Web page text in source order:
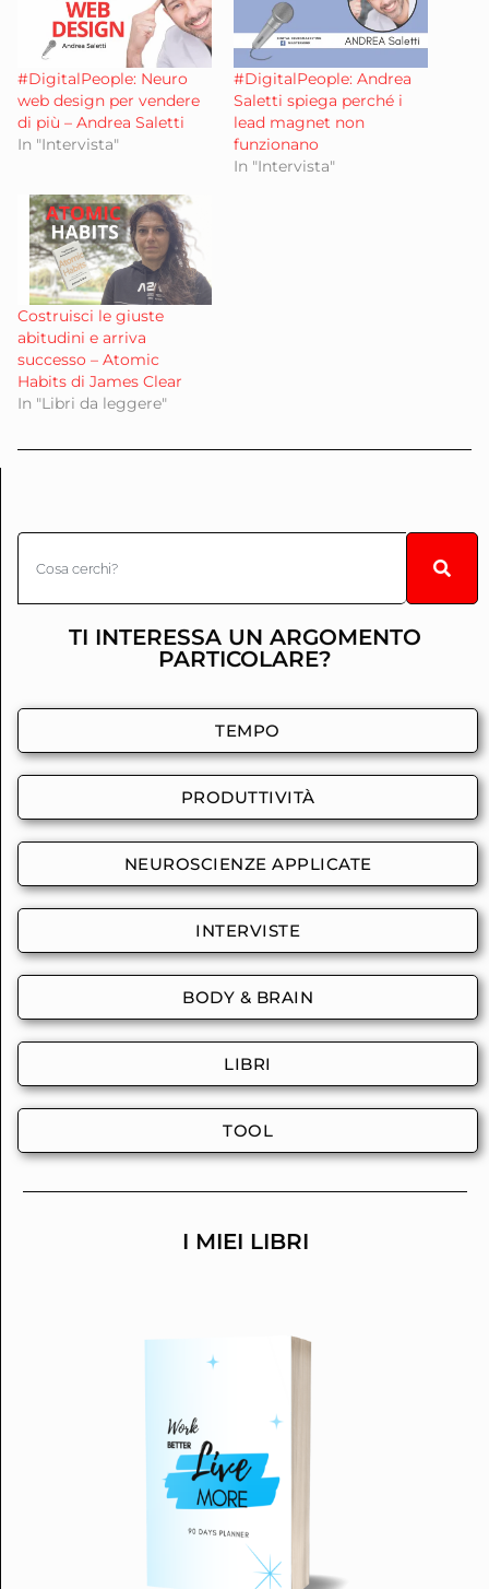
#DigitalPeople: Neuro
web design per vendere
di più – Andrea Saletti
In "Intervista"
#DigitalPeople: Andrea
Saletti spiega perché i
lead magnet non
funzionano
In "Intervista"
Costruisci le giuste
abitudini e arriva
successo – Atomic
Habits di James Clear
In "Libri da leggere"
TI INTERESSA UN ARGOMENTO
PARTICOLARE?
TEMPO
PRODUTTIVITÀ
NEUROSCIENZE APPLICATE
INTERVISTE
BODY & BRAIN
LIBRI
TOOL
I MIEI LIBRI